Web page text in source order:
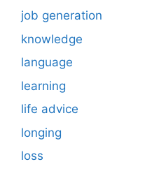
job generation
knowledge
language
learning
life advice
longing
loss